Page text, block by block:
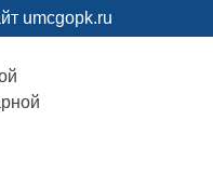
umcgopk.ru